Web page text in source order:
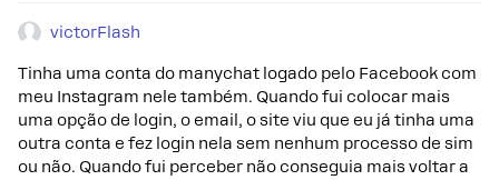
victorFlash
Tinha uma conta do manychat logado pelo Facebook com
meu Instagram nele também. Quando fui colocar mais
uma opção de login, o email, o site viu que eu já tinha uma
outra conta e fez login nela sem nenhum processo de sim
ou não. Quando fui perceber não conseguia mais voltar a